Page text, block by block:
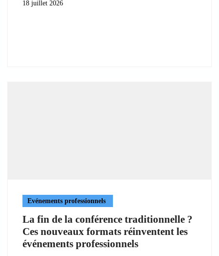
18 juillet 2026
Evénements professionnels
La fin de la conférence traditionnelle ?
Ces nouveaux formats réinventent les
événements professionnels